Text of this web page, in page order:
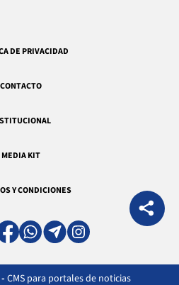
DE PRIVACIDAD
CONTACTO
MEDIA KIT
Y CONDICIONES
CMS para portales de noticias